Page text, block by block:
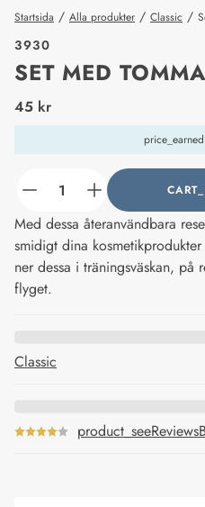
Startsida / Alla produkter / Classic /
3930
SET MED
price_label
45 kr
counter_current
Med dessa återanvändbara
smidigt dina
ner dessa i träningsväskan, på
flyget.
Classic